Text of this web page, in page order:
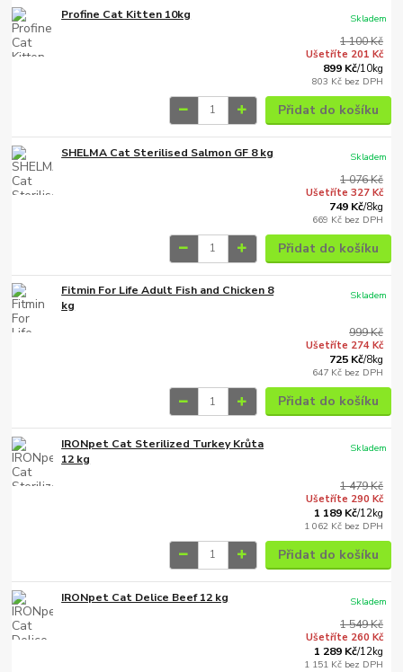
Profine Cat Kitten 10kg
1 100 Kč
Ušetříte 201 Kč
899 Kč/10kg
803 Kč bez DPH
Skladem
Přidat do košíku
SHELMA Cat Sterilised Salmon GF 8 kg
1 076 Kč
Ušetříte 327 Kč
749 Kč/8kg
669 Kč bez DPH
Skladem
Přidat do košíku
Fitmin For Life Adult Fish and Chicken 8
kg
999 Kč
Ušetříte 274 Kč
725 Kč/8kg
647 Kč bez DPH
Skladem
Přidat do košíku
IRONpet Cat Sterilized Turkey Krůta
12 kg
1 479 Kč
Ušetříte 290 Kč
1 189 Kč/12kg
1 062 Kč bez DPH
Skladem
Přidat do košíku
IRONpet Cat Delice Beef 12 kg
1 549 Kč
Ušetříte 260 Kč
1 289 Kč/12kg
1 151 Kč bez DPH
Skladem